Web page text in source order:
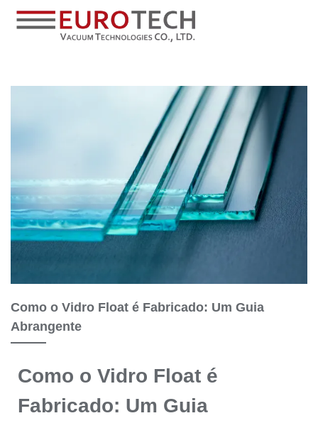
Como o Vidro Float é Fabricado: Um Guia
Abrangente
Como o Vidro Float é
Fabricado: Um Guia